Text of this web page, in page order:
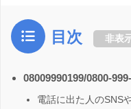
目次 非表
08009990199/0800-
電話に出た人のSNS